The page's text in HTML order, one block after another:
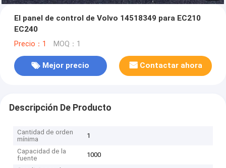
El panel de control de Volvo 14518349 para EC210
EC240
Precio：1 MOQ：1
Mejor precio Contactar ahora
Descripción De Producto
Cantidad de orden
mínima
1
Capacidad de la
fuente
1000